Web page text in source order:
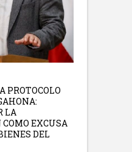
PROTOCOLO
LA
EXCUSA
DEL